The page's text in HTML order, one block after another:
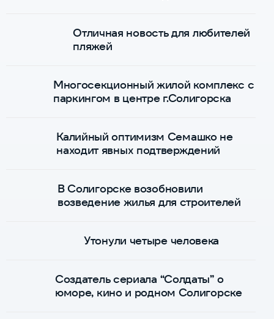
Отличная новость для любителей
пляжей
Многосекционный жилой комплекс с
паркингом в центре г.Солигорска
Калийный оптимизм Семашко не
находит явных подтверждений
В Солигорске возобновили
возведение жилья для строителей
Утонули четыре человека
Создатель сериала “Солдаты” о
юморе, кино и родном Солигорске